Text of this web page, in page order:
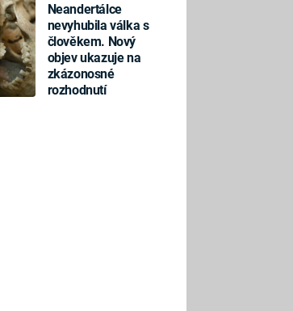
Neandertálce
nevyhubila válka s
člověkem. Nový
objev ukazuje na
zkázonosné
rozhodnutí